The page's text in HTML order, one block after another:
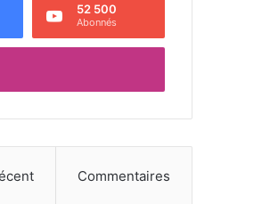
52 500
Abonnés
Commentaires